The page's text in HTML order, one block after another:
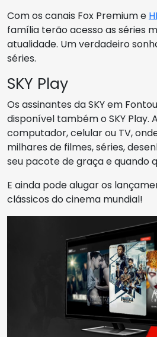
Com os canais Fox Premium e
família terão acesso as séries
atualidade. Um verdadeiro
séries.
SKY Play
Os assinantes da SKY em
disponível também o SKY Play.
computador, celular ou TV,
milhares de filmes, séries,
seu pacote de graça e quando
E ainda pode alugar os
clássicos do cinema mundial!